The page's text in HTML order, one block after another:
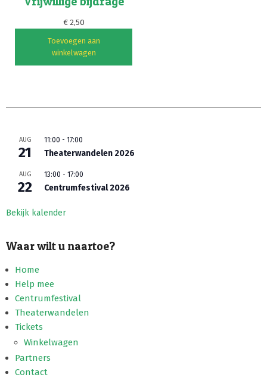
€2,50
Toevoegen aan
winkelwagen
AUG
21
11:00 - 17:00
Theaterwandelen 2026
AUG
22
13:00 - 17:00
Centrumfestival 2026
Bekijk kalender
Waar wilt u naartoe?
Home
Help mee
Centrumfestival
Theaterwandelen
Tickets
Winkelwagen
Partners
Contact